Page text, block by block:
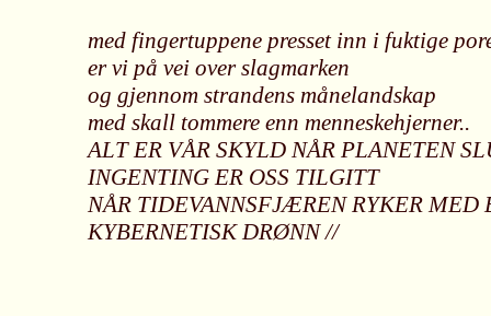
med fingertuppene presset inn i fuktige
er vi på vei over slagmarken
og gjennom strandens månelandskap
med skall tommere enn menneskehjerner..
ALT ER VÅR SKYLD NÅR PLANETEN
INGENTING ER OSS TILGITT
NÅR TIDEVANNSFJÆREN RYKER MED
KYBERNETISK DRØNN //